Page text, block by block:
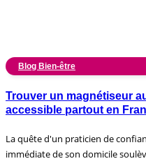
Blog Bien-être
Trouver un magnétiseur
accessible partout en
La quête d'un praticien de
immédiate de son domicile